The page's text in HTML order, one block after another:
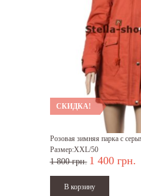
СКИДКА!
Розовая зимняя парка с
Размер:XXL/50
1 800 грн. 1 400 грн.